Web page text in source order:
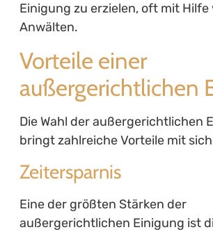
Einigung zu erzielen, oft mit Hilfe
Anwälten.
Vorteile einer
außergerichtlichen
Die Wahl der außergerichtlichen
bringt zahlreiche Vorteile mit
Zeitersparnis
Eine der größten Stärken der
außergerichtlichen Einigung ist